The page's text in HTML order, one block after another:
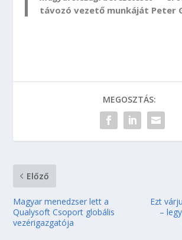
távozó vezető munkáját Peter
MEGOSZTÁS:
Előző
Magyar menedzser lett a
Qualysoft Csoport globális
vezérigazgatója
Ezt
–